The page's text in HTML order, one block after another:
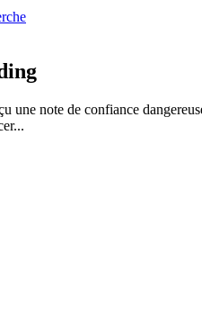
une note de confiance